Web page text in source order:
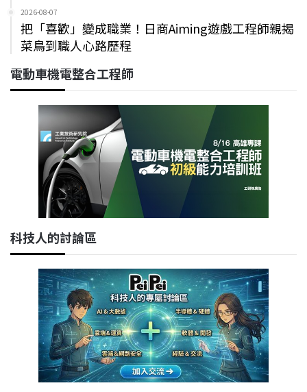
2026-08-07
把「喜歡」變成職業！日商Aiming遊戲工程師親揭
菜鳥到職人心路歷程
電動車機電整合工程師
科技人的討論區